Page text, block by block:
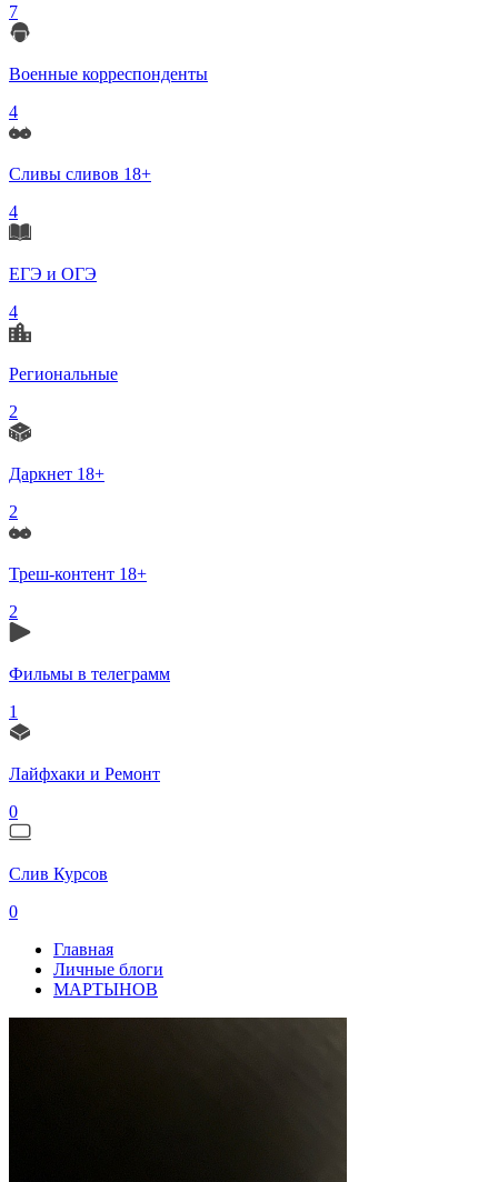
7
Военные корреспонденты
4
Сливы сливов 18+
4
ЕГЭ и ОГЭ
4
Региональные
2
Даркнет 18+
2
Треш-контент 18+
2
Фильмы в телеграмм
1
Лайфхаки и Ремонт
0
Слив Курсов
0
Главная
Личные блоги
МАРТЫНОВ